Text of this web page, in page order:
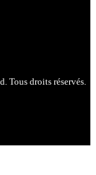
Tous droits réservés.